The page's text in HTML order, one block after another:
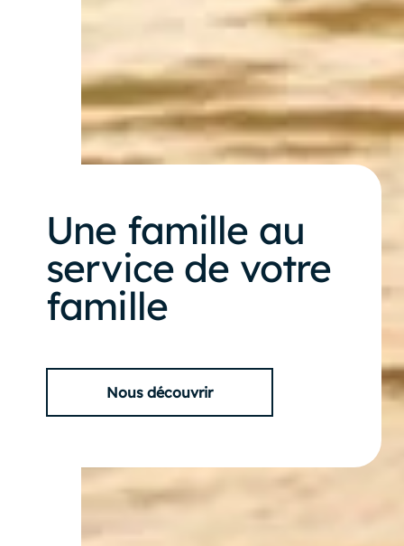
Une famille au
service de votre
famille
Nous découvrir